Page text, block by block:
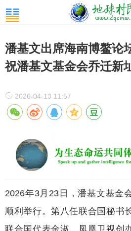
潘基文出席海南博鳌论
祝潘基文基金会乔迁新
2026-04-13 11:57
2026年3月23日，潘基文基金
顺利举行。第八任联合国秘书